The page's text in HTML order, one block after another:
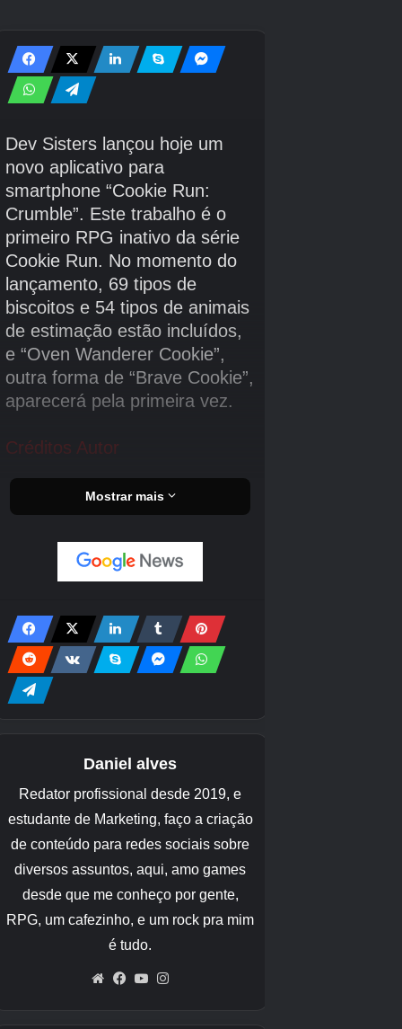
avance profundamente no Nevoeiro. Depois de
passar por uma pequena lomba, você
encontrará a trilha no meio do caminho. A
próxima faixa está logo antes da primeira
cabeça do T-Rex. Continue até a cabeça do T-
até encontrar uma rampa. A impressão está à
encontrar a próxima impressão. A impressão
final não está muito longe da anterior.